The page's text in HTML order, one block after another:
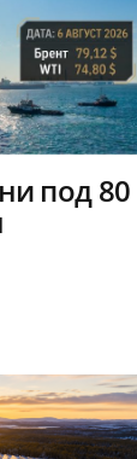
под 80